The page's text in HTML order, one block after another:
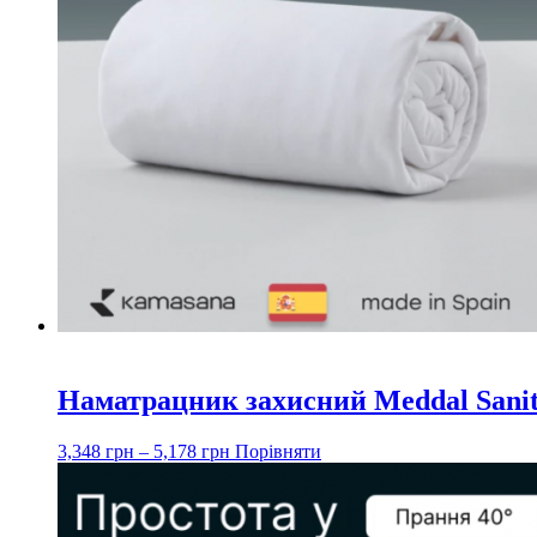
Наматрацник захисний Meddal
3,348 грн – 5,178 грн Порівняти